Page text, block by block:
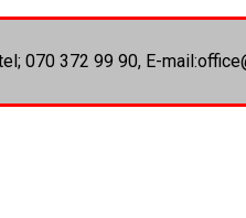
070 372 99 90, E-